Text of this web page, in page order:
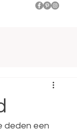
deden een